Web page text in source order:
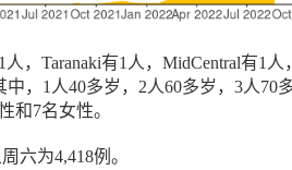
，Taranaki有1人，MidCentral有1人
，1人40多岁，2人60多岁，3人70
和7名女性。
六为4,418例。